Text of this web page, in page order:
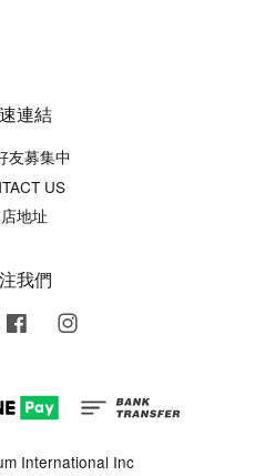
連結
友募集中
US
地址
我們
Facebook
International Inc